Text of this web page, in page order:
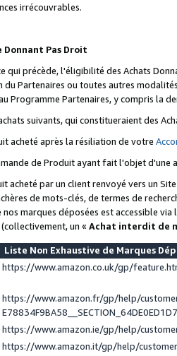
irrécouvrables.
Donnant Pas Droit
qui précède, l'éligibilité des Achats
du Partenaires ou toutes autres
Programme Partenaires, y compris la
suivants, qui constitueraient des
acheté après la résiliation de votre
de Produit ayant fait l'objet d'une
acheté par un client renvoyé vers un
de mots-clés, de termes de
nos marques déposées est accessible
un « Achat interdit de
Liste Non Exhaustive de Marques
https://www.amazon.co.uk/gp/
https://www.amazon.fr/gp/help/
https://www.amazon.ie/gp/help/
https://www.amazon.it/gp/help/